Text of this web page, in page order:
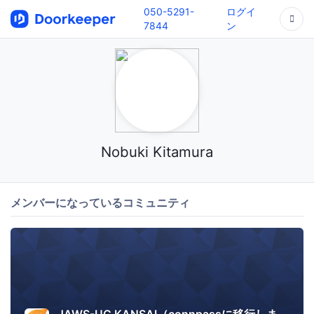
050-5291-
7844
ログイ
ン
Nobuki Kitamura
メンバーになっているコミュニティ